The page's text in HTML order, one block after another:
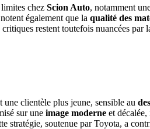
chez Scion Auto, notamment
également que la qualité des
restent toutefois nuancées par
clientèle plus jeune, sensible au
sur une image moderne et
stratégie, soutenue par Toyota, a